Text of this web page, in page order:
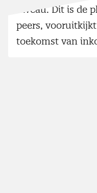
niveau. Dit is de
peers,
toekomst van